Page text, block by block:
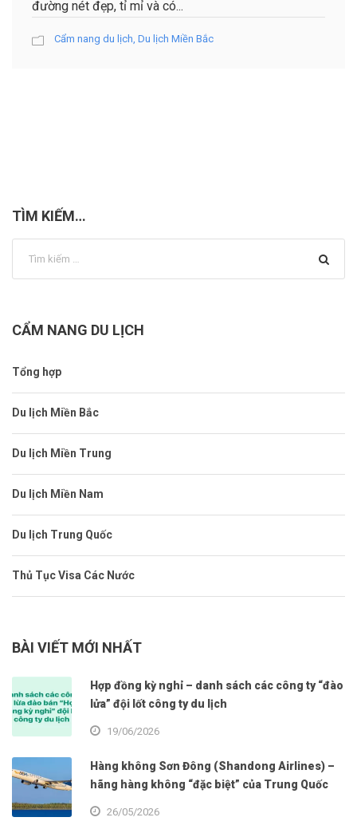
đường nét đẹp, tỉ mỉ và có...
Cẩm nang du lịch, Du lịch Miền Bắc
TÌM KIẾM…
CẨM NANG DU LỊCH
Tổng hợp
Du lịch Miền Bắc
Du lịch Miền Trung
Du lịch Miền Nam
Du lịch Trung Quốc
Thủ Tục Visa Các Nước
BÀI VIẾT MỚI NHẤT
Hợp đồng kỳ nghỉ – danh sách các công ty “đào
lửa” đội lốt công ty du lịch
19/06/2026
Hàng không Sơn Đông (Shandong Airlines) –
hãng hàng không “đặc biệt” của Trung Quốc
26/05/2026